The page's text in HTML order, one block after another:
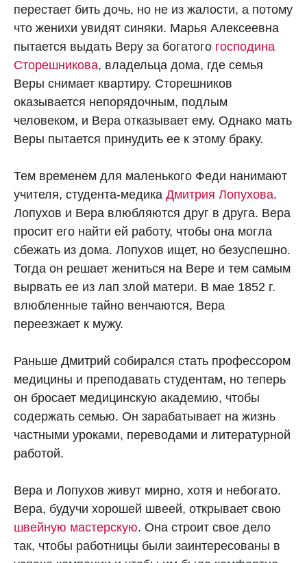
перестает бить дочь, но не из жалости, а потому
что женихи увидят синяки. Марья Алексеевна
пытается выдать Веру за богатого господина
Сторешникова, владельца дома, где семья
Веры снимает квартиру. Сторешников
оказывается непорядочным, подлым
человеком, и Вера отказывает ему. Однако мать
Веры пытается принудить ее к этому браку.
Тем временем для маленького Феди нанимают
учителя, студента-медика Дмитрия Лопухова.
Лопухов и Вера влюбляются друг в друга. Вера
просит его найти ей работу, чтобы она могла
сбежать из дома. Лопухов ищет, но безуспешно.
Тогда он решает жениться на Вере и тем самым
вырвать ее из лап злой матери. В мае 1852 г.
влюбленные тайно венчаются, Вера
переезжает к мужу.
Раньше Дмитрий собирался стать профессором
медицины и преподавать студентам, но теперь
он бросает медицинскую академию, чтобы
содержать семью. Он зарабатывает на жизнь
частными уроками, переводами и литературной
работой.
Вера и Лопухов живут мирно, хотя и небогато.
Вера, будучи хорошей швеей, открывает свою
швейную мастерскую. Она строит свое дело
так, чтобы работницы были заинтересованы в